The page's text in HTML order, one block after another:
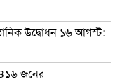
উদ্বোধন ১৬ আগস্ট:
জনের